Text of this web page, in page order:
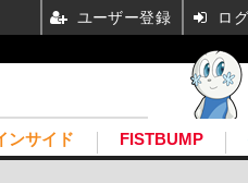
ンサイド FISTBUMP
ユーザー登録 ロ